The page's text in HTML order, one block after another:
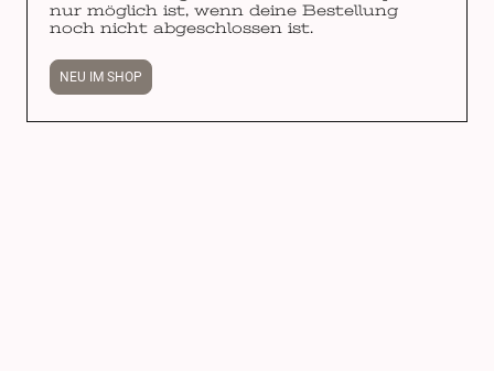
nur möglich ist, wenn deine Bestellung
noch nicht abgeschlossen ist.
NEU IM SHOP